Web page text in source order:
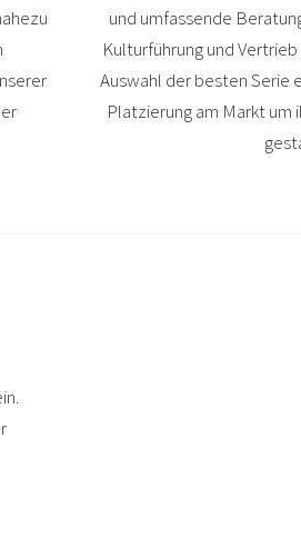
und umfassende
Kulturführung und
Auswahl der besten Serie
Platzierung am Markt um